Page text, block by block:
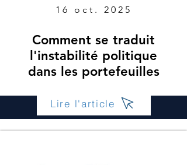
16 oct. 2025
Comment se traduit
l'instabilité politique
dans les portefeuilles
Lire l'article